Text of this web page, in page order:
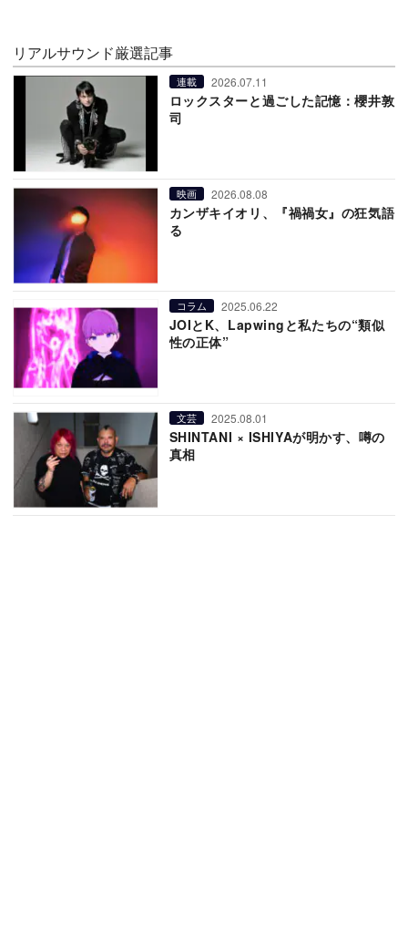
リアルサウンド厳選記事
連載 2026.07.11
ロックスターと過ごした記憶：櫻井敦
司
映画 2026.08.08
カンザキイオリ、『禍禍女』の狂気語
る
コラム 2025.06.22
JOIとK、Lapwingと私たちの“類似
性の正体”
文芸 2025.08.01
SHINTANI × ISHIYAが明かす、噂の
真相